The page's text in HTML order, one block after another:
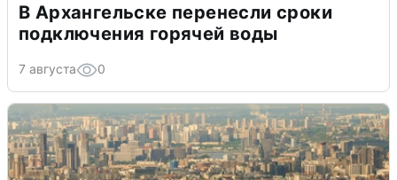
В Архангельске перенесли сроки
подключения горячей воды
7 августа 0